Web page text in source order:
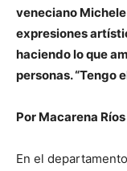
veneciano
expresiones
haciendo lo que
personas. “Tengo
Por Macarena Ríos
En el